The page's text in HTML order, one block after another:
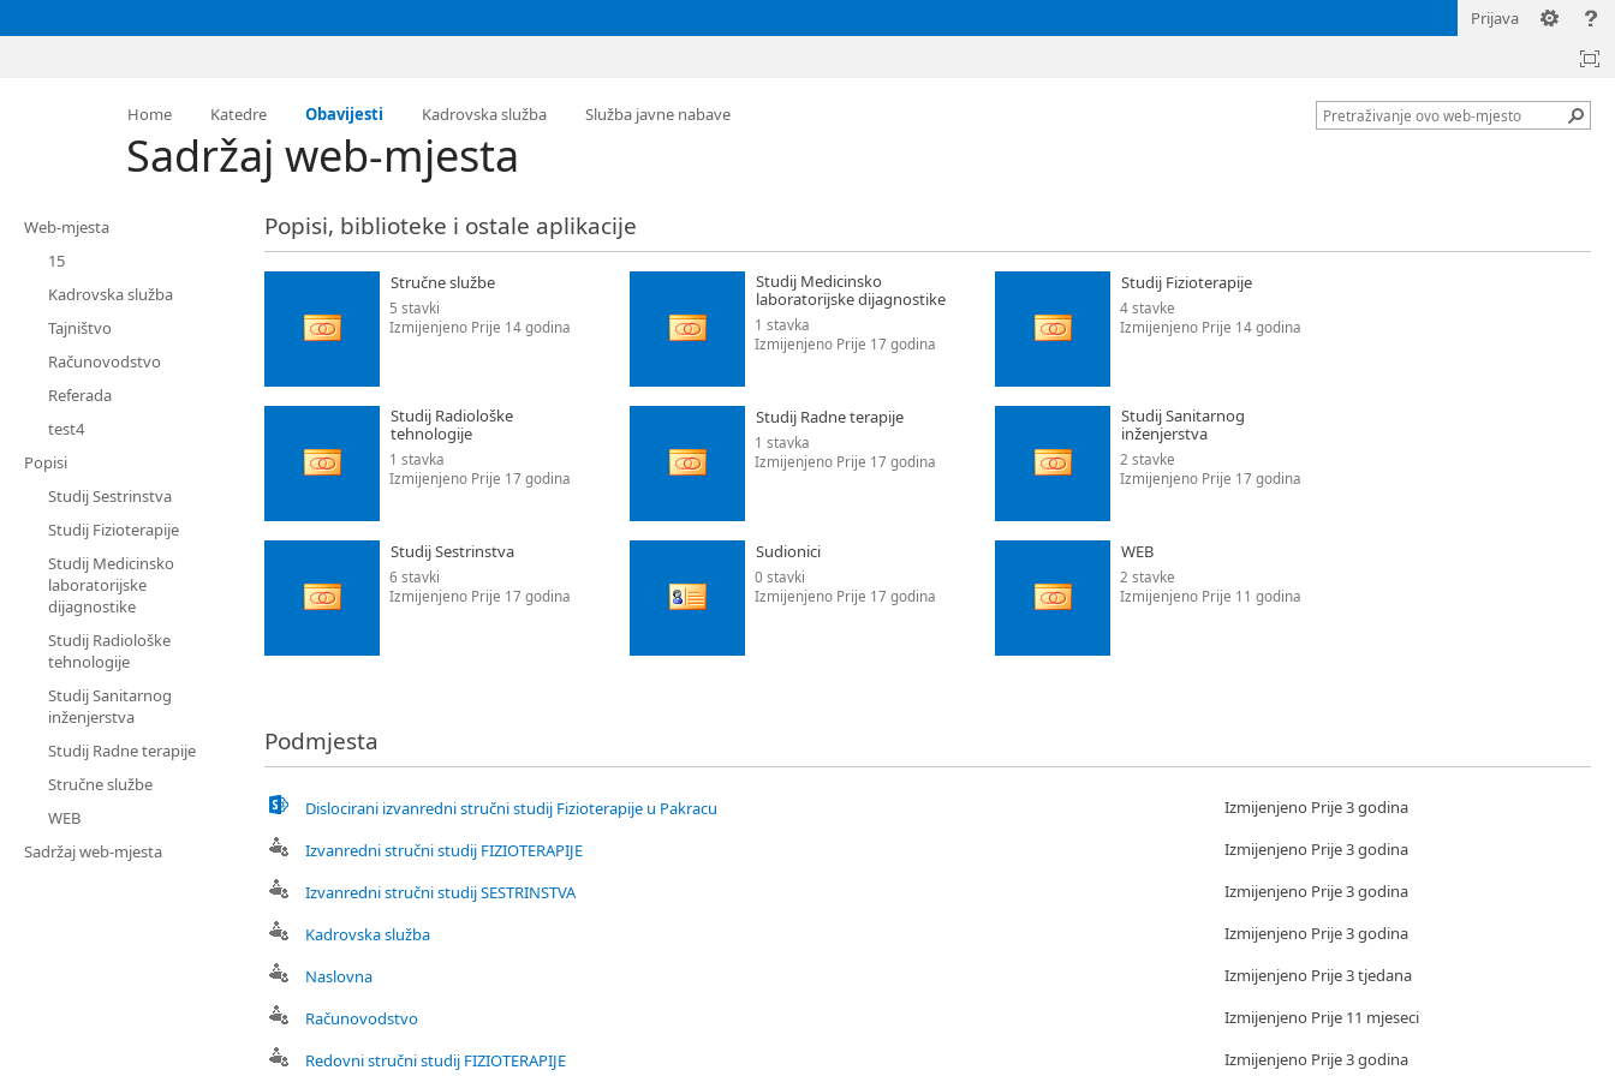
Prijava
Home Katedre Obavijesti Kadrovska služba Služba javne nabave
Sadržaj web-mjesta
Web-mjesta
15
Kadrovska služba
Tajništvo
Računovodstvo
Referada
test4
Popisi
Studij Sestrinstva
Studij Fizioterapije
Studij Medicinsko
laboratorijske
dijagnostike
Studij Radiološke
tehnologije
Studij Sanitarnog
inženjerstva
Studij Radne terapije
Stručne službe
WEB
Sadržaj web-mjesta
Popisi, biblioteke i ostale aplikacije
Stručne službe
5 stavki
Izmijenjeno Prije 14 godina
Studij Medicinsko
laboratorijske dijagnostike
1 stavka
Izmijenjeno Prije 17 godina
Studij Fizioterapije
4 stavke
Izmijenjeno Prije 14 godina
Studij Radiološke
tehnologije
1 stavka
Izmijenjeno Prije 17 godina
Studij Radne terapije
1 stavka
Izmijenjeno Prije 17 godina
Studij Sanitarnog
inženjerstva
2 stavke
Izmijenjeno Prije 17 godina
Studij Sestrinstva
6 stavki
Izmijenjeno Prije 17 godina
Sudionici
0 stavki
Izmijenjeno Prije 17 godina
WEB
2 stavke
Izmijenjeno Prije 11 godina
Podmjesta
Dislocirani izvanredni stručni studij Fizioterapije u Pakracu
Izmijenjeno Prije 3 godina
Izvanredni stručni studij FIZIOTERAPIJE
Izmijenjeno Prije 3 godina
Izvanredni stručni studij SESTRINSTVA
Izmijenjeno Prije 3 godina
Kadrovska služba
Izmijenjeno Prije 3 godina
Naslovna
Izmijenjeno Prije 3 tjedana
Računovodstvo
Izmijenjeno Prije 11 mjeseci
Redovni stručni studij FIZIOTERAPIJE
Izmijenjeno Prije 3 godina